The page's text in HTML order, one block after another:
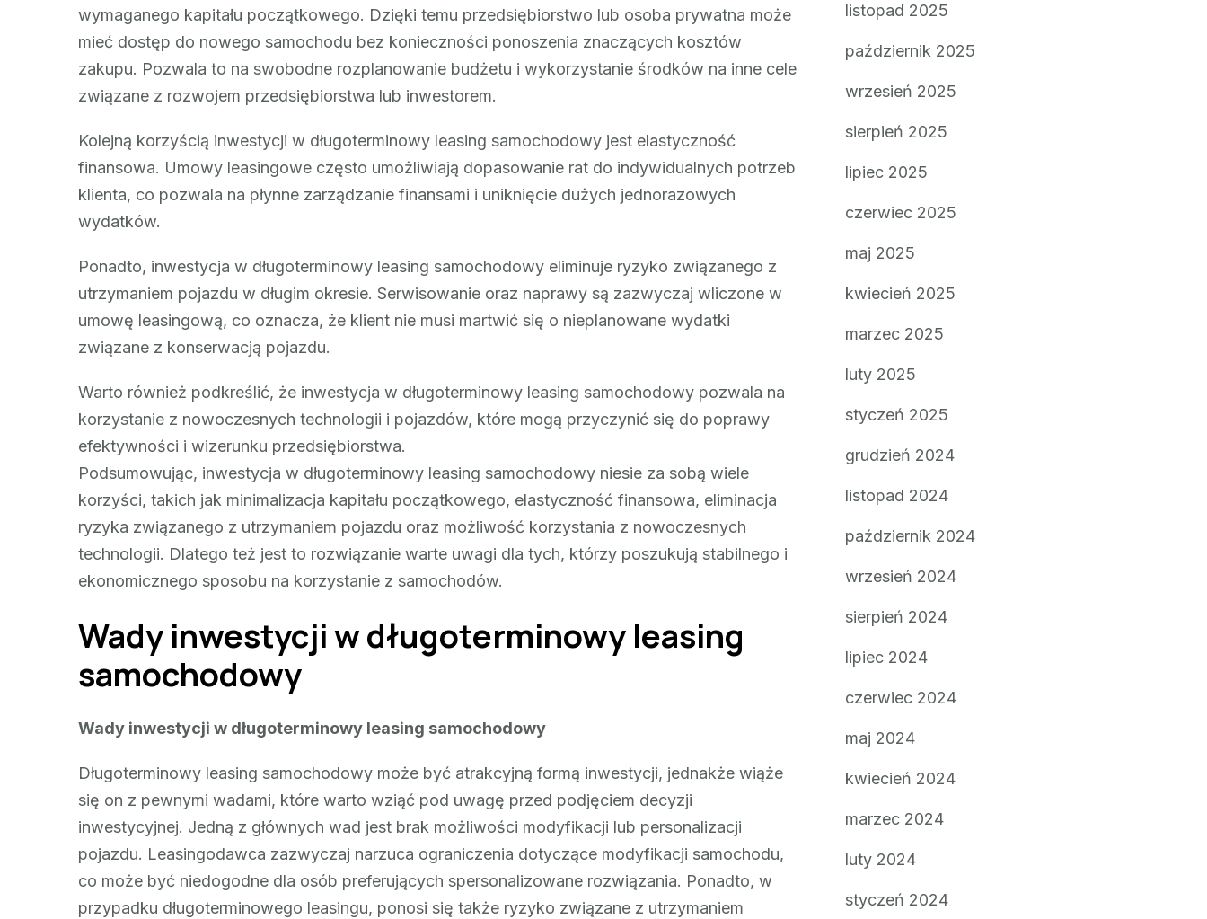
wymaganego kapitału początkowego. Dzięki temu przedsiębiorstwo lub osoba prywatna może
mieć dostęp do nowego samochodu bez konieczności ponoszenia znaczących kosztów
zakupu. Pozwala to na swobodne rozplanowanie budżetu i wykorzystanie środków na inne cele
związane z rozwojem przedsiębiorstwa lub inwestorem.
Kolejną korzyścią inwestycji w długoterminowy leasing samochodowy jest elastyczność
finansowa. Umowy leasingowe często umożliwiają dopasowanie rat do indywidualnych potrzeb
klienta, co pozwala na płynne zarządzanie finansami i uniknięcie dużych jednorazowych
wydatków.
Ponadto, inwestycja w długoterminowy leasing samochodowy eliminuje ryzyko związanego z
utrzymaniem pojazdu w długim okresie. Serwisowanie oraz naprawy są zazwyczaj wliczone w
umowę leasingową, co oznacza, że klient nie musi martwić się o nieplanowane wydatki
związane z konserwacją pojazdu.
Warto również podkreślić, że inwestycja w długoterminowy leasing samochodowy pozwala na
korzystanie z nowoczesnych technologii i pojazdów, które mogą przyczynić się do poprawy
efektywności i wizerunku przedsiębiorstwa.
Podsumowując, inwestycja w długoterminowy leasing samochodowy niesie za sobą wiele
korzyści, takich jak minimalizacja kapitału początkowego, elastyczność finansowa, eliminacja
ryzyka związanego z utrzymaniem pojazdu oraz możliwość korzystania z nowoczesnych
technologii. Dlatego też jest to rozwiązanie warte uwagi dla tych, którzy poszukują stabilnego i
ekonomicznego sposobu na korzystanie z samochodów.
Wady inwestycji w długoterminowy leasing
samochodowy
Wady inwestycji w długoterminowy leasing samochodowy
Długoterminowy leasing samochodowy może być atrakcyjną formą inwestycji, jednakże wiąże
się on z pewnymi wadami, które warto wziąć pod uwagę przed podjęciem decyzji
inwestycyjnej. Jedną z głównych wad jest brak możliwości modyfikacji lub personalizacji
pojazdu. Leasingodawca zazwyczaj narzuca ograniczenia dotyczące modyfikacji samochodu,
co może być niedogodne dla osób preferujących spersonalizowane rozwiązania. Ponadto, w
przypadku długoterminowego leasingu, ponosi się także ryzyko związane z utrzymaniem
listopad 2025
październik 2025
wrzesień 2025
sierpień 2025
lipiec 2025
czerwiec 2025
maj 2025
kwiecień 2025
marzec 2025
luty 2025
styczeń 2025
grudzień 2024
listopad 2024
październik 2024
wrzesień 2024
sierpień 2024
lipiec 2024
czerwiec 2024
maj 2024
kwiecień 2024
marzec 2024
luty 2024
styczeń 2024